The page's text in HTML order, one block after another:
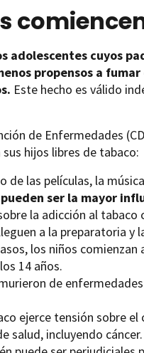
adolescentes cuyos
propensos a
Este hecho es válido
de Enfermedades
hijos libres de tabaco:
de las películas, la
ser la mayor
la adicción al
a la preparatoria y
los niños
14 años.
de
ejerce tensión sobre
salud, incluyendo